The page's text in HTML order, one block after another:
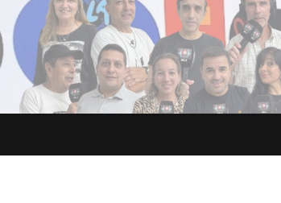
Saltar
al
contenido